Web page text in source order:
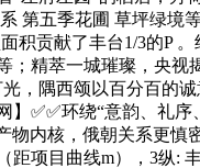
第五季花圃 草坪绿境
积贡献了丰台1/3的P
；精萃一城璀璨，央视
，隅西颂以百分百的诚
】✅✅环绕“意韵、礼序
物内核，俄朝关系更慎
距项目曲线m），3纵: